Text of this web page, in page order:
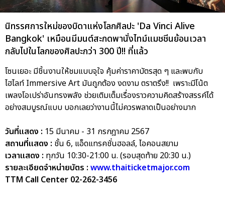
นิทรรศการใหม่ของบิดาแห่งโลกศิลปะ 'Da Vinci Alive
Bangkok' เหมือนมีมนต์สะกดพานั่งไทม์แมชชีนย้อนเวลา
กลับไปในโลกของศิลปะกว่า 300 ปี!! ที่แล้ว
โซนเยอะ มีชิ้นงานให้ชมแบบจุใจ คุ้มค่าราคาบัตรสุด ๆ และพบกับ
ไฮไลท์ Immersive Art มันถูกต้อง งดงาม ตราตรึง!! เพราะมีโน้ต
เพลงโอเปร่าอันทรงพลัง ช่วยเติมเต็มเรื่องราวความคิดสร้างสรรค์ได้
อย่างสมบูรณ์แบบ บอกเลยว่างานนี้ไม่ควรพลาดเป็นอย่างมาก
วันที่แสดง : 15 มีนาคม - 31 กรกฎาคม 2567
สถานที่แสดง : ชั้น 6, แอ็ดแทรคชั่นฮอลล์, ไอคอนสยาม
เวลาแสดง : ทุกวัน 10:30-21:00 น. (รอบสุดท้าย 20:30 น.)
รายละเอียดจำหน่ายบัตร : www.thaiticketmajor.com
TTM Call Center 02-262-3456